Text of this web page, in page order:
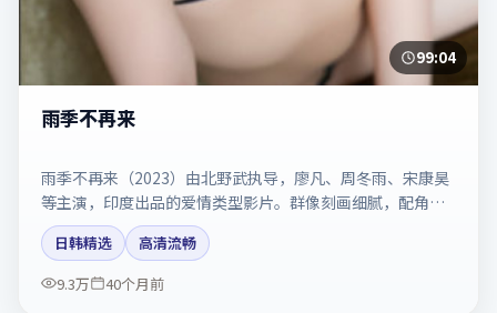
99:04
雨季不再来
雨季不再来（2023）由北野武执导，廖凡、周冬雨、宋康昊
等主演，印度出品的爱情类型影片。群像刻画细腻，配角同
样出彩。剧情简介与主创信息可供检索参考，上映日期以片
方资料为准。
日韩精选
高清流畅
9.3万
40个月前